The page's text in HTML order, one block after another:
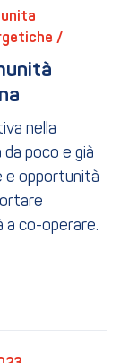
/
nella
poco e già
e opportunità
a co-operare.